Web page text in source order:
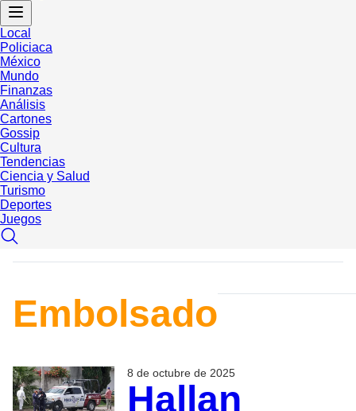
Local
Policiaca
México
Mundo
Finanzas
Análisis
Cartones
Gossip
Cultura
Tendencias
Ciencia y Salud
Turismo
Deportes
Juegos
Embolsado
8 de octubre de 2025
Hallan